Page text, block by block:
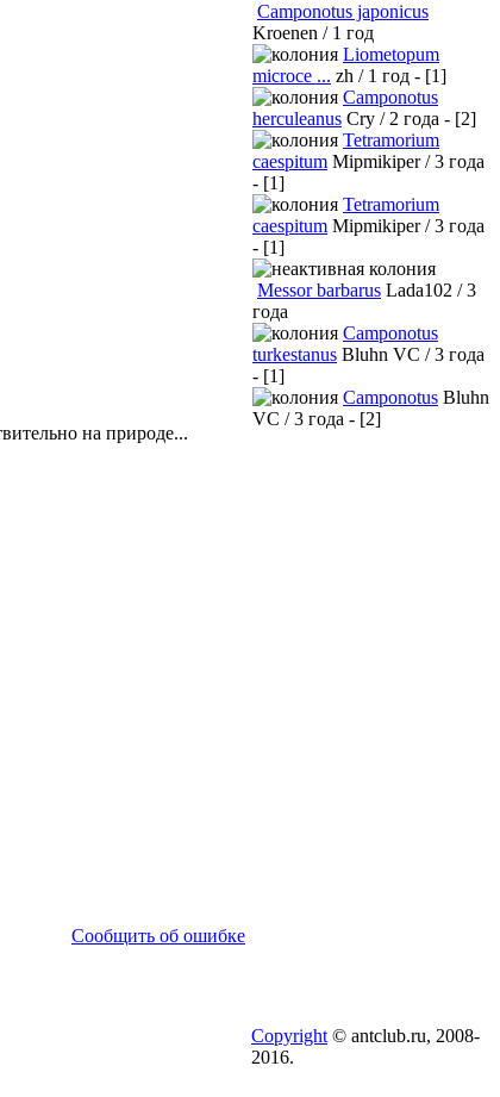
на природе...
Сообщить об ошибке
Camponotus japonicus
Kroenen / 1 год
Liometopum
microce ... zh / 1 год - [1]
Camponotus
herculeanus Cry / 2 года - [2]
Tetramorium
caespitum Mipmikiper / 3 года
- [1]
Tetramorium
caespitum Mipmikiper / 3 года
- [1]
Messor barbarus Lada102 / 3
года
Camponotus
turkestanus Bluhn VC / 3 года
- [1]
Camponotus Bluhn
VC / 3 года - [2]
Copyright © antclub.ru, 2008-
2016.